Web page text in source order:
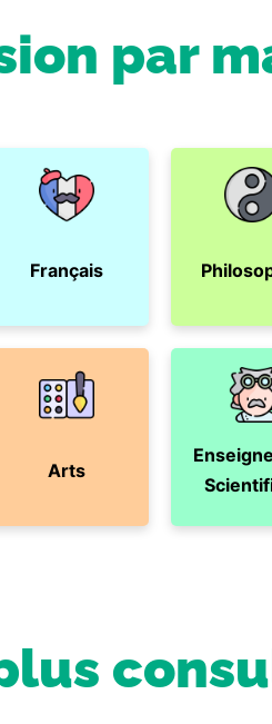
par
Français
Arts